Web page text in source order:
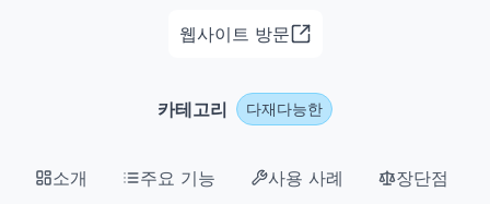
웹사이트 방문
카테고리 다재다능한
소개 주요 기능 사용 사례 장단점